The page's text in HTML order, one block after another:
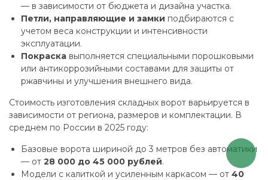
— в зависимости от бюджета и дизайна участка.
Петли, направляющие и замки подбираются с
учетом веса конструкции и интенсивности
эксплуатации.
Покраска выполняется специальными порошковыми
или антикоррозийными составами для защиты от
ржавчины и улучшения внешнего вида.
Стоимость изготовления складных ворот варьируется в
зависимости от региона, размеров и комплектации. В
среднем по России в 2025 году:
Базовые ворота шириной до 3 метров без автоматики
— от 28 000 до 45 000 рублей.
Модели с калиткой и усиленным каркасом — от 40